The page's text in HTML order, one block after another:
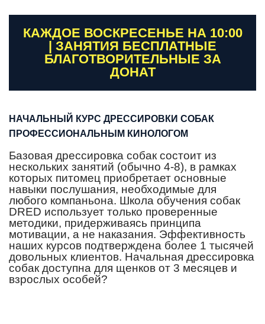
КАЖДОЕ ВОСКРЕСЕНЬЕ НА 10:00
| ЗАНЯТИЯ БЕСПЛАТНЫЕ
БЛАГОТВОРИТЕЛЬНЫЕ ЗА
ДОНАТ
НАЧАЛЬНЫЙ КУРС ДРЕССИРОВКИ СОБАК
ПРОФЕССИОНАЛЬНЫМ КИНОЛОГОМ
Базовая дрессировка собак состоит из
нескольких занятий (обычно 4-8), в рамках
которых питомец приобретает основные
навыки послушания, необходимые для
любого компаньона. Школа обучения собак
DRED использует только проверенные
методики, придерживаясь принципа
мотивации, а не наказания. Эффективность
наших курсов подтверждена более 1 тысячей
довольных клиентов. Начальная дрессировка
собак доступна для щенков от 3 месяцев и
взрослых особей?